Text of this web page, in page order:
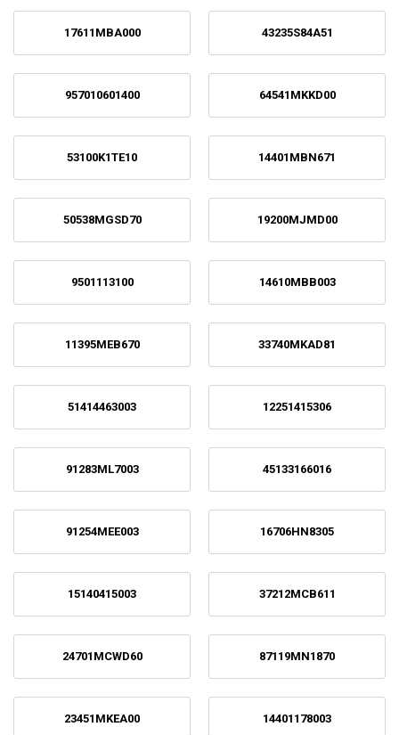
17611MBA000 43235S84A51
957010601400 64541MKKD00
53100K1TE10 14401MBN671
50538MGSD70 19200MJMD00
9501113100 14610MBB003
11395MEB670 33740MKAD81
51414463003 12251415306
91283ML7003 45133166016
91254MEE003 16706HN8305
15140415003 37212MCB611
24701MCWD60 87119MN1870
23451MKEA00 14401178003